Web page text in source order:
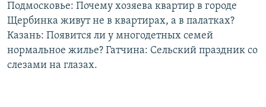
Подмосковье: Почему хозяева квартир в городе
Щербинка живут не в квартирах, а в палатках?
Казань: Появится ли у многодетных семей
нормальное жилье? Гатчина: Сельский праздник со
слезами на глазах.